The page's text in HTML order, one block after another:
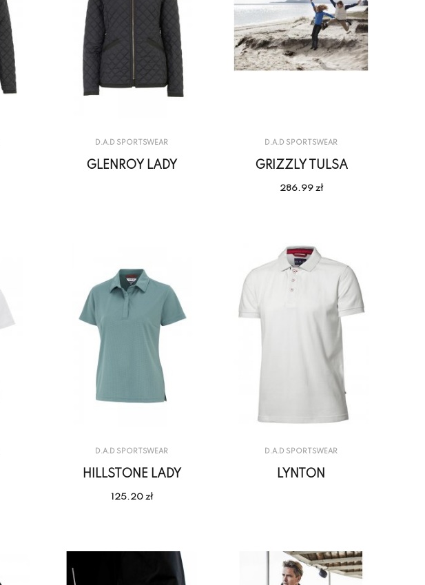
D.A.D SPORTSWEAR
GLENROY LADY
D.A.D SPORTSWEAR
GRIZZLY TULSA
286.99 zł
D.A.D SPORTSWEAR
HILLSTONE LADY
125.20 zł
D.A.D SPORTSWEAR
LYNTON